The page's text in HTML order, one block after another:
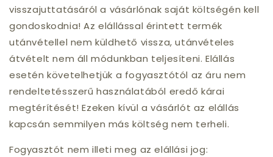
visszajuttatásáról a vásárlónak saját költségén kell
gondoskodnia! Az elállással érintett termék
utánvétellel nem küldhető vissza, utánvételes
átvételt nem áll módunkban teljesíteni. Elállás
esetén követelhetjük a fogyasztótól az áru nem
rendeltetésszerű használatából eredő kárai
megtérítését! Ezeken kívül a vásárlót az elállás
kapcsán semmilyen más költség nem terheli.
Fogyasztót nem illeti meg az elállási jog: